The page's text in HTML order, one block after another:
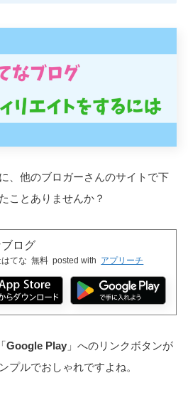
、他のブロガーさんのサイトで下
ことありませんか？
ログ
てな 無料 posted with アプリーチ
Google Play 」へのリンクボタンが
プルでおしゃれですよね。